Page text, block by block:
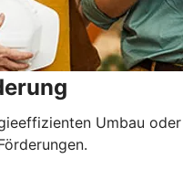
Umbau